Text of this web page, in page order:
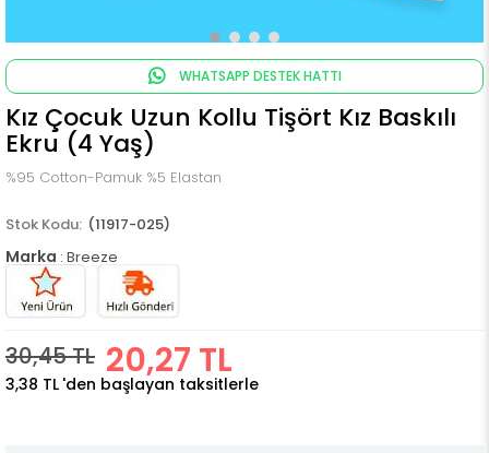
WHATSAPP DESTEK HATTI
Kız Çocuk Uzun Kollu Tişört Kız Baskılı
Ekru (4 Yaş)
%95 Cotton-Pamuk %5 Elastan
(11917-025)
Marka : Breeze
30,45 TL 20,27 TL
3,38 TL 'den başlayan taksitlerle